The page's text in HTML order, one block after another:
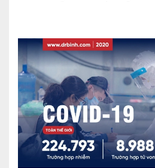
Các chuyên khoa tại Phòng khám
Nội
Ngoại
Sản - Phụ Khoa
Nhi